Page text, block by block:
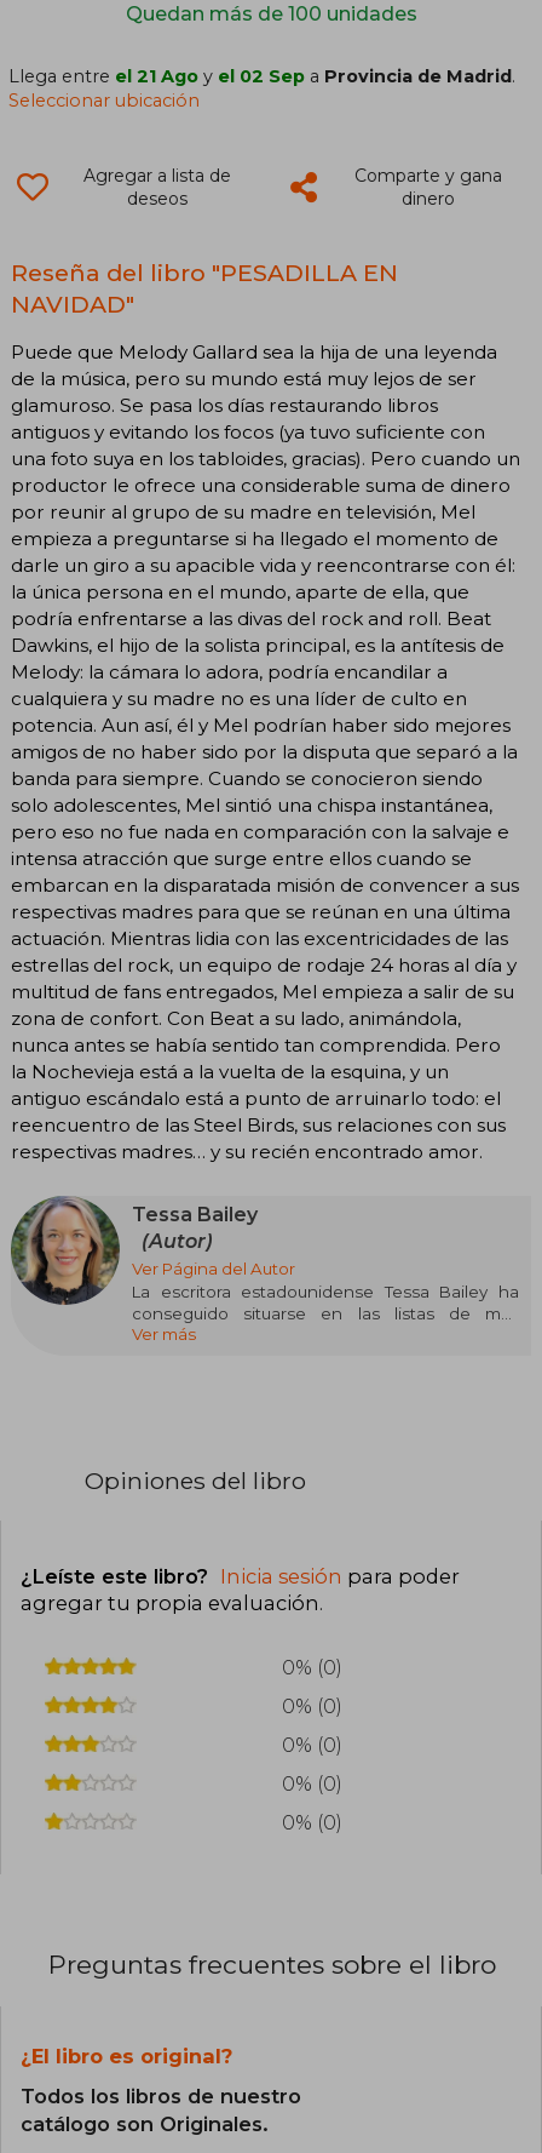
Quedan más de 100 unidades
Llega entre el 21 Ago y el 02 Sep a Provincia de Madrid.
Seleccionar ubicación
Agregar a lista de
deseos
Comparte y gana
dinero
Reseña del libro "PESADILLA EN
NAVIDAD"
Puede que Melody Gallard sea la hija de una leyenda
de la música, pero su mundo está muy lejos de ser
glamuroso. Se pasa los días restaurando libros
antiguos y evitando los focos (ya tuvo suficiente con
una foto suya en los tabloides, gracias). Pero cuando un
productor le ofrece una considerable suma de dinero
por reunir al grupo de su madre en televisión, Mel
empieza a preguntarse si ha llegado el momento de
darle un giro a su apacible vida y reencontrarse con él:
la única persona en el mundo, aparte de ella, que
podría enfrentarse a las divas del rock and roll. Beat
Dawkins, el hijo de la solista principal, es la antítesis de
Melody: la cámara lo adora, podría encandilar a
cualquiera y su madre no es una líder de culto en
potencia. Aun así, él y Mel podrían haber sido mejores
amigos de no haber sido por la disputa que separó a la
banda para siempre. Cuando se conocieron siendo
solo adolescentes, Mel sintió una chispa instantánea,
pero eso no fue nada en comparación con la salvaje e
intensa atracción que surge entre ellos cuando se
embarcan en la disparatada misión de convencer a sus
respectivas madres para que se reúnan en una última
actuación. Mientras lidia con las excentricidades de las
estrellas del rock, un equipo de rodaje 24 horas al día y
multitud de fans entregados, Mel empieza a salir de su
zona de confort. Con Beat a su lado, animándola,
nunca antes se había sentido tan comprendida. Pero
la Nochevieja está a la vuelta de la esquina, y un
antiguo escándalo está a punto de arruinarlo todo: el
reencuentro de las Steel Birds, sus relaciones con sus
respectivas madres… y su recién encontrado amor.
Tessa Bailey
(Autor)
Ver Página del Autor
La escritora estadounidense Tessa Bailey ha
conseguido situarse en las listas de más
vendidos del New York Times gracias a sus
mismo tiempo, ingresó en el Kingsborough
Bailey se dedica por completo a la escritura
después de haber logrado un gran éxito con sus
libros románticos. De su producción se han
un verano, que fue todo un fenómeno viral en la
comunidad literaria BookTok.
Ver más
Opiniones del libro
¿Leíste este libro? Inicia sesión para poder
agregar tu propia evaluación.
0% (0)
0% (0)
0% (0)
0% (0)
0% (0)
Preguntas frecuentes sobre el libro
¿El libro es original?
Todos los libros de nuestro
catálogo son Originales.